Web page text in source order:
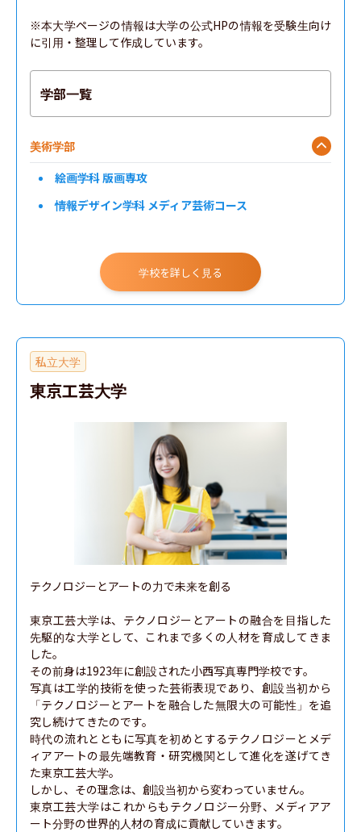
※本大学ページの情報は大学の公式HPの情報を受験生向け
に引用・整理して作成しています。
学部一覧
美術学部
絵画学科 版画専攻
情報デザイン学科 メディア芸術コース
学校を詳しく見る
私立大学
東京工芸大学
テクノロジーとアートの力で未来を創る
東京工芸大学は、テクノロジーとアートの融合を目指した
先駆的な大学として、これまで多くの人材を育成してきま
した。
その前身は1923年に創設された小西写真専門学校です。
写真は工学的技術を使った芸術表現であり、創設当初から
「テクノロジーとアートを融合した無限大の可能性」を追
究し続けてきたのです。
時代の流れとともに写真を初めとするテクノロジーとメデ
ィアアートの最先端教育・研究機関として進化を遂げてき
た東京工芸大学。
しかし、その理念は、創設当初から変わっていません。
東京工芸大学はこれからもテクノロジー分野、メディアア
ート分野の世界的人材の育成に貢献していきます。